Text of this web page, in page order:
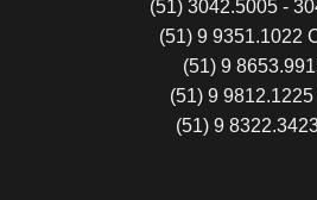
(51) 3042.5005 -
(51) 9 9351.1022
(51) 9
(51) 9
(51) 9